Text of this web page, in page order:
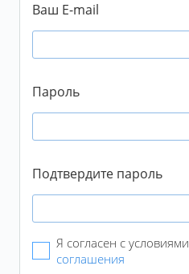
Подтвердить
Ваш E-mail
Пароль
Подтвердите пароль
Я согласен с условиями
соглашения